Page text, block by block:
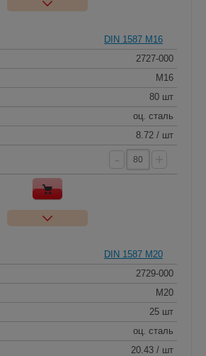
DIN 1587 M16
2727-000
M16
80 шт
оц. сталь
8.72 / шт
DIN 1587 M20
2729-000
M20
25 шт
оц. сталь
20.43 / шт